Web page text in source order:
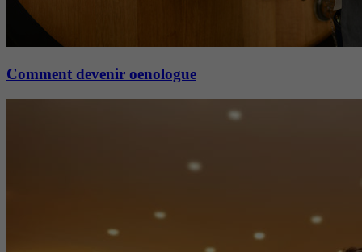
Comment devenir oenologue